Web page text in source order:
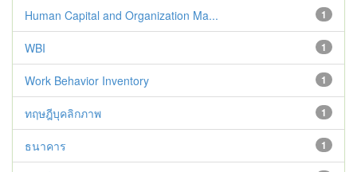
1
Human Capital and Organization Ma...
1
WBI
1
Work Behavior Inventory
1
ทฤษฎีบุคลิกภาพ
1
ธนาคาร